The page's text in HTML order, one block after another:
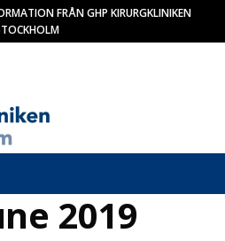
FRÅN GHP KIRURGKLINIKEN
2019